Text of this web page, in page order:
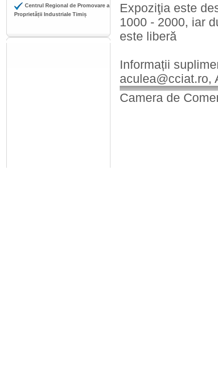
Centrul Regional de Promovare a
Proprietății Industriale Timiș
Expoziţia este
1000 - 2000, iar
este liberă
Informații
aculea@cciat.ro,
Camera de